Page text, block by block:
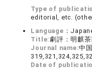
Type of
editorial, etc.
Language：
Title:劇評：明麒
Journal name:中
Date of